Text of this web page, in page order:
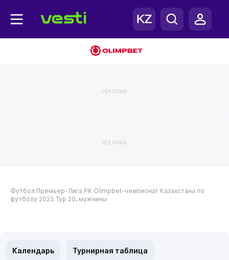
РЕКЛАМА
РЕКЛАМА
Футбол Премьер-Лига РК Olimpbet-чемпионат Казахстана по
футболу 2023 Тур 20, мужчины
Календарь Турнирная таблица